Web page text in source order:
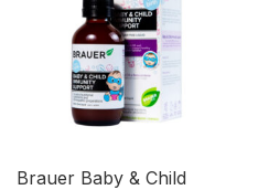
Brauer Baby & Child